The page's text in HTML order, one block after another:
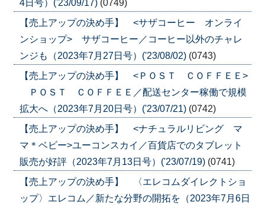
4日号）('23/09/17) (0749)
【売上アップの決め手】 <サザコーヒー オンライ
ンショップ> サザコーヒー／コーヒー以外のチャレ
ンジも（2023年7月27日号）('23/08/02) (0743)
【売上アップの決め手】 <ＰＯＳＴ ＣＯＦＦＥＥ>
ＰＯＳＴ ＣＯＦＦＥＥ／配送センター稼働で規模
拡大へ（2023年7月20日号）('23/07/21) (0742)
【売上アップの決め手】 <ナチュラルリビング マ
マ＊ベビー>ユーコンスカイ／百貨店でのタブレット
販売が好評（2023年7月13日号）('23/07/19) (0741)
【売上アップの決め手】 〈エレコムダイレクトショ
ップ〉エレコム／新たな分野の開拓を（2023年7月6日